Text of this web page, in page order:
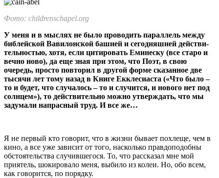
Фото: childrenschapel.org
У меня и в мыслях не было проводить параллель между
библейской Вавилонской башней и сегодняшней действи­
тельностью, хотя, если цитировать Еминеску (все ста­ро и
вечно ново), да еще зная при этом, что Поэт, в свою
очередь, просто повторил в другой форме сказанное две
тысячи лет тому назад в Книге Екклесиаста («Что было –
то и будет, что случалось – то и случится, и нового нет под
солнцем»), то действительно можно утверж­дать, что мы
задумали напрасный труд. И все же…
Я не первый кто гово­рит, что в жизни бывает похлеще, чем в
кино, а все уже зависит от того, на­сколько правдоподобны
обстоятельства случивше­гося. То, что рассказал мне мой
приятель, шокирова­ло меня, выбило из колеи. Но, обо всем,
как говорится, по по­рядку.